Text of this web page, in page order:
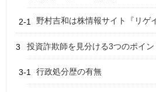
野村吉和は株情報サイト『リゲ
投資詐欺師を見分ける3つのポイン
行政処分歴の有無